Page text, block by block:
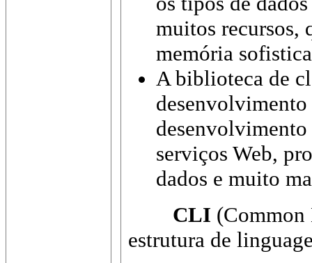
muitos recursos,
memória
A biblioteca de
serviços Web,
dados e muito
CLI (Common
estrutura de